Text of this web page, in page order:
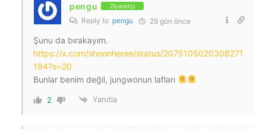
pengu Ziyaretçi
Reply to pengu 29 gün önce
Şunu da bırakayım.
https://x.com/shoonheree/status/2075105020308271
194?s=20
Bunlar benim değil, jungwonun lafları
2 Yanıtla